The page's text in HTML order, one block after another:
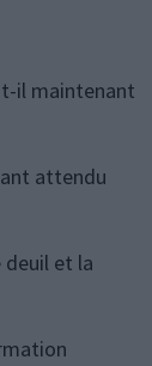
il maintenant
attendu
deuil et la